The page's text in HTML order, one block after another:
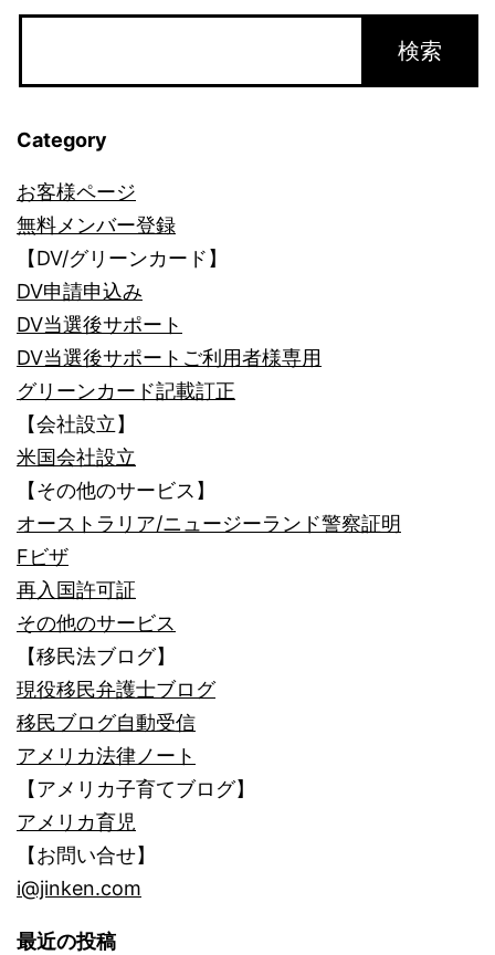
に
Category
お客様ページ
無料メンバー登録
【DV/グリーンカード】
DV申請申込み
DV当選後サポート
DV当選後サポートご利用者様専用
グリーンカード記載訂正
【会社設立】
米国会社設立
【その他のサービス】
オーストラリア/ニュージーランド警察証明
Fビザ
再入国許可証
その他のサービス
【移民法ブログ】
現役移民弁護士ブログ
移民ブログ自動受信
アメリカ法律ノート
【アメリカ子育てブログ】
アメリカ育児
【お問い合せ】
i@jinken.com
最近の投稿